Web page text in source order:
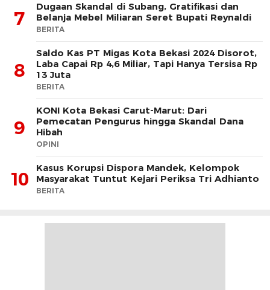
7
Dugaan Skandal di Subang, Gratifikasi dan
Belanja Mebel Miliaran Seret Bupati Reynaldi
BERITA
8
Saldo Kas PT Migas Kota Bekasi 2024 Disorot,
Laba Capai Rp 4,6 Miliar, Tapi Hanya Tersisa Rp
13 Juta
BERITA
9
KONI Kota Bekasi Carut-Marut: Dari
Pemecatan Pengurus hingga Skandal Dana
Hibah
OPINI
10
Kasus Korupsi Dispora Mandek, Kelompok
Masyarakat Tuntut Kejari Periksa Tri Adhianto
BERITA